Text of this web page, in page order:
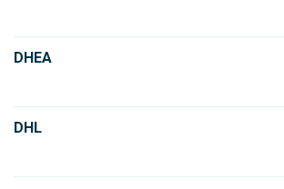
DHEA
DHL